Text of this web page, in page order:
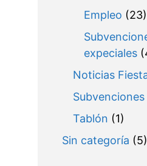
Empleo (23)
expeciales
Noticias
Tablón (1)
Sin categoría (5)